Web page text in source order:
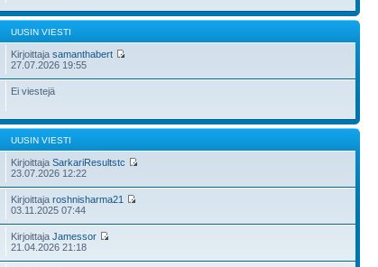
UUSIN VIESTI
Kirjoittajasamanthabert
27.07.2026 19:55
Ei viestejä
UUSIN VIESTI
KirjoittajaSarkariResultstc
23.07.2026 12:22
Kirjoittajaroshnisharma21
03.11.2025 07:44
KirjoittajaJamessor
21.04.2026 21:18